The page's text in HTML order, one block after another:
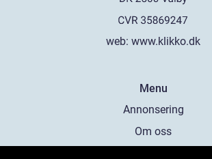
web: www.klikko.dk
Menu
Annonsering
Om oss